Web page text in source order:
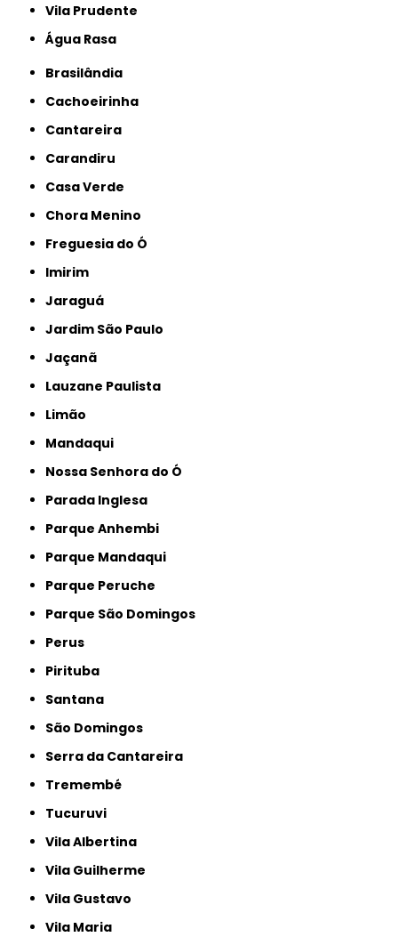
Vila Prudente
Água Rasa
Brasilândia
Cachoeirinha
Cantareira
Carandiru
Casa Verde
Chora Menino
Freguesia do Ó
Imirim
Jaraguá
Jardim São Paulo
Jaçanã
Lauzane Paulista
Limão
Mandaqui
Nossa Senhora do Ó
Parada Inglesa
Parque Anhembi
Parque Mandaqui
Parque Peruche
Parque São Domingos
Perus
Pirituba
Santana
São Domingos
Serra da Cantareira
Tremembé
Tucuruvi
Vila Albertina
Vila Guilherme
Vila Gustavo
Vila Maria